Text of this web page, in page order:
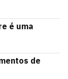
é uma
de